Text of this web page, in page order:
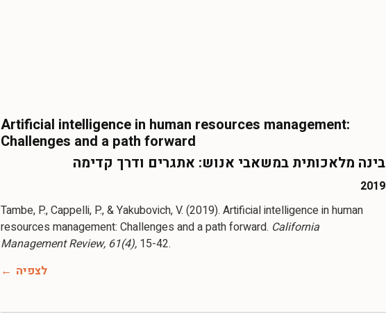
Artificial intelligence in human resources management:
Challenges and a path forward
בינה מלאכותית במשאבי אנוש: אתגרים ודרך קדימה
2019
Tambe, P., Cappelli, P., & Yakubovich, V. (2019). Artificial intelligence in human
resources management: Challenges and a path forward. California
Management Review, 61(4), 15-42.
לצפיה